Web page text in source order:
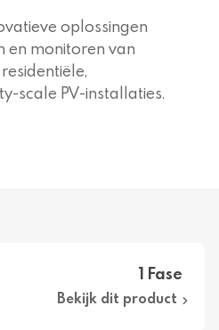
oplossingen
en monitoren van
scale PV-installaties.
1 Fase
Bekijk dit product